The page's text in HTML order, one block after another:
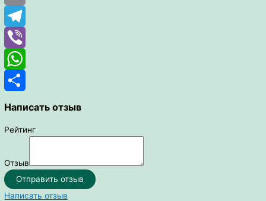
Email
Telegram
Viber
WhatsApp
Отправить
Написать отзыв
Рейтинг
Отзыв
Отправить отзыв
Написать отзыв